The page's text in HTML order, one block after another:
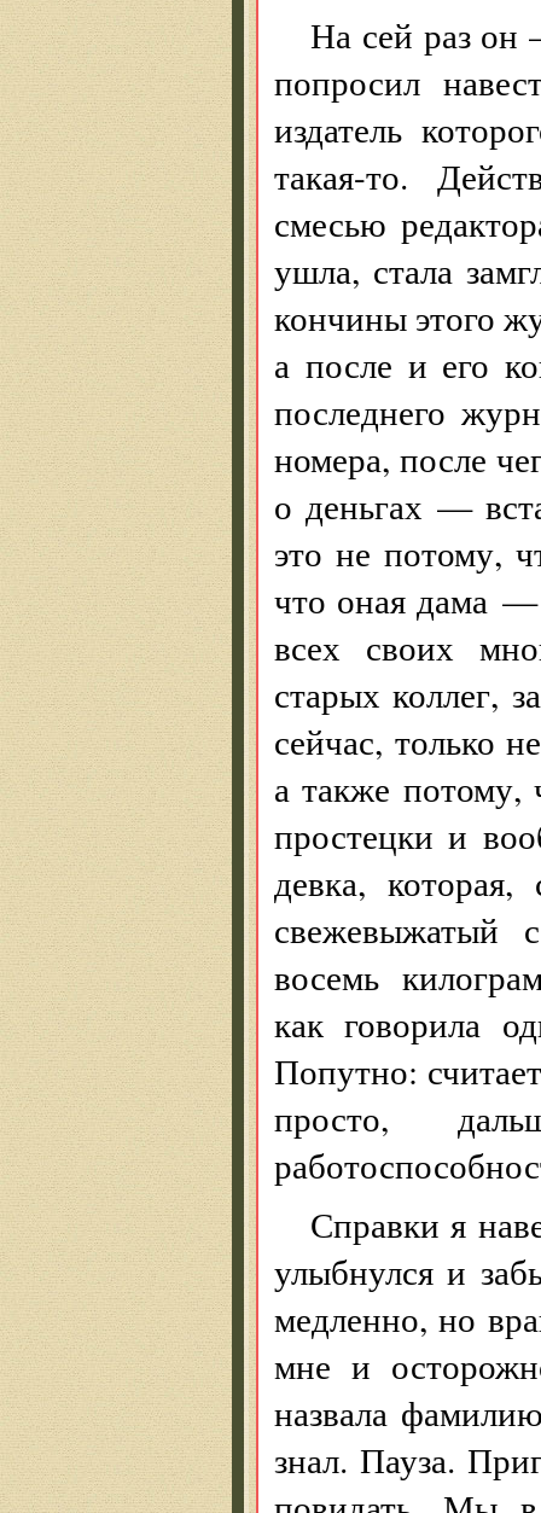
На сей раз он
попросил
издатель
такая-то.
смесью
ушла, стала
кончины этого
а после и его
последнего
номера, после
о деньгах —
это не потому,
что оная дама —
всех своих
старых коллег,
сейчас, только
а также потому,
простецки и
девка,
свежевыжатый
восемь
как говорила
Попутно:
просто,
Справки я
улыбнулся и
медленно, но
мне и
назвала
знал. Пауза.